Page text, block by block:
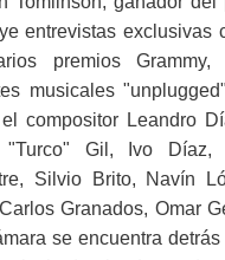
entrevistas exclusivas
premios Grammy,
musicales
compositor Leandro
"Turco" Gil, Ivo Díaz,
Silvio Brito, Navín
Granados, Omar
se encuentra